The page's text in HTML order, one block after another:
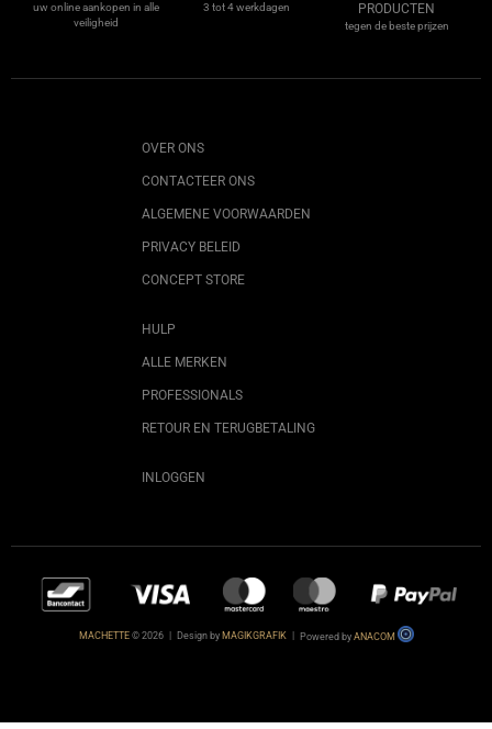
uw online aankopen in alle
veiligheid
3 tot 4 werkdagen
PRODUCTEN
tegen de beste prijzen
OVER ONS
CONTACTEER ONS
ALGEMENE VOORWAARDEN
PRIVACY BELEID
CONCEPT STORE
HULP
ALLE MERKEN
PROFESSIONALS
RETOUR EN TERUGBETALING
INLOGGEN
MACHETTE© 2026 Design by MAGIKGRAFIK Powered by ANACOM